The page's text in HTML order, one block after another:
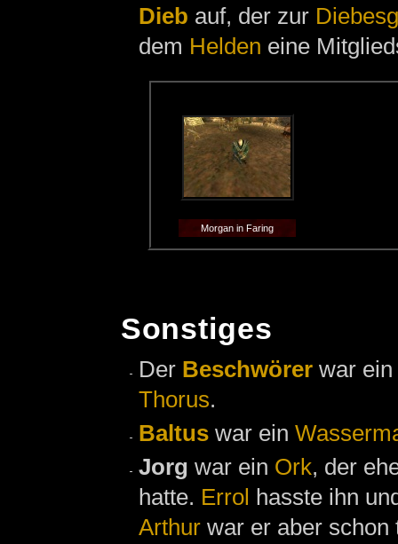
Dieb auf, der zur
dem Helden eine
Morgan in Faring
Sonstiges
Der Beschwörer war ein
Thorus.
Baltus war ein
Jorg war ein Ork, der
hatte. Errol hasste ihn
Arthur war er aber schon